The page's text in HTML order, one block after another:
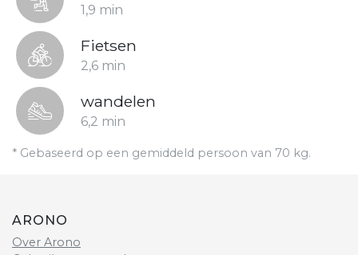
1,9 min
Fietsen
2,6 min
wandelen
6,2 min
* Gebaseerd op een gemiddeld persoon van 70 kg.
ARONO
Over Arono